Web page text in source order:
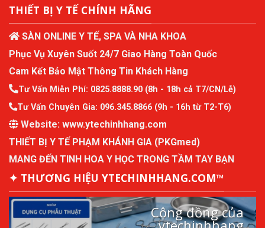
THIẾT BỊ Y TẾ CHÍNH HÃNG
SÀN ONLINE Y TẾ, SPA VÀ NHA KHOA
Phục Vụ Xuyên Suốt 24/7 Giao Hàng Toàn Quốc
Cam Kết Bảo Mật Thông Tin Khách Hàng
Tư Vấn Miễn Phí: 0825.8888.90 (8h - 18h cả T7/CN/Lễ)
Tư Vấn Chuyên Gia: 096.345.8866 (9h - 16h từ T2-T6)
Website: www.ytechinhhang.com
THIẾT BỊ Y TẾ PHẠM KHÁNH GIA (PKGmed)
MANG ĐẾN TINH HOA Y HỌC TRONG TẦM TAY BẠN
✦ THƯƠNG HIỆU YTECHINHHANG.COM™
Cộng đồng của